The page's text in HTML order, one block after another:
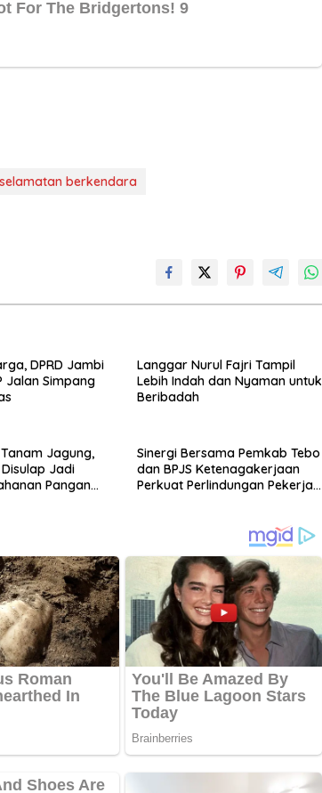
berkendara
DPRD Jambi
Jalan Simpang
Langgar Nurul Fajri Tampil
Lebih Indah dan Nyaman untuk
Beribadah
Jagung,
Jadi
Pangan
Sinergi Bersama Pemkab Tebo
dan BPJS Ketenagakerjaan
Perkuat Perlindungan Pekerja